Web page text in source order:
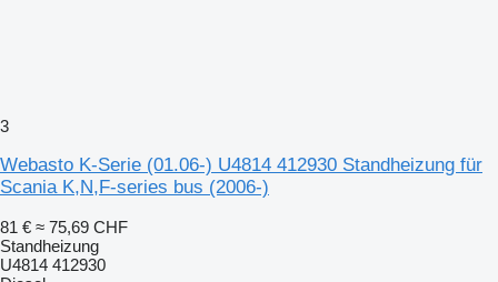
3
Webasto K-Serie (01.06-) U4814 412930 Standheizung für
Scania K,N,F-series bus (2006-)
81 € ≈ 75,69 CHF
Standheizung
U4814 412930